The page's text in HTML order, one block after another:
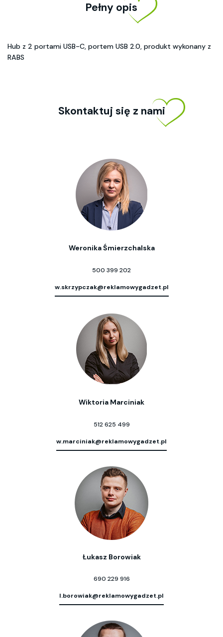
Pełny opis
Hub z 2 portami USB-C, portem USB 2.0, produkt wykonany z
RABS
Skontaktuj się z nami
Weronika Śmierzchalska
500 399 202
w.skrzypczak@reklamowygadzet.pl
Wiktoria Marciniak
512 625 499
w.marciniak@reklamowygadzet.pl
Łukasz Borowiak
690 229 916
l.borowiak@reklamowygadzet.pl